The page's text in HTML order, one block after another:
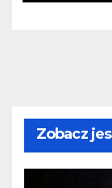
Zobacz